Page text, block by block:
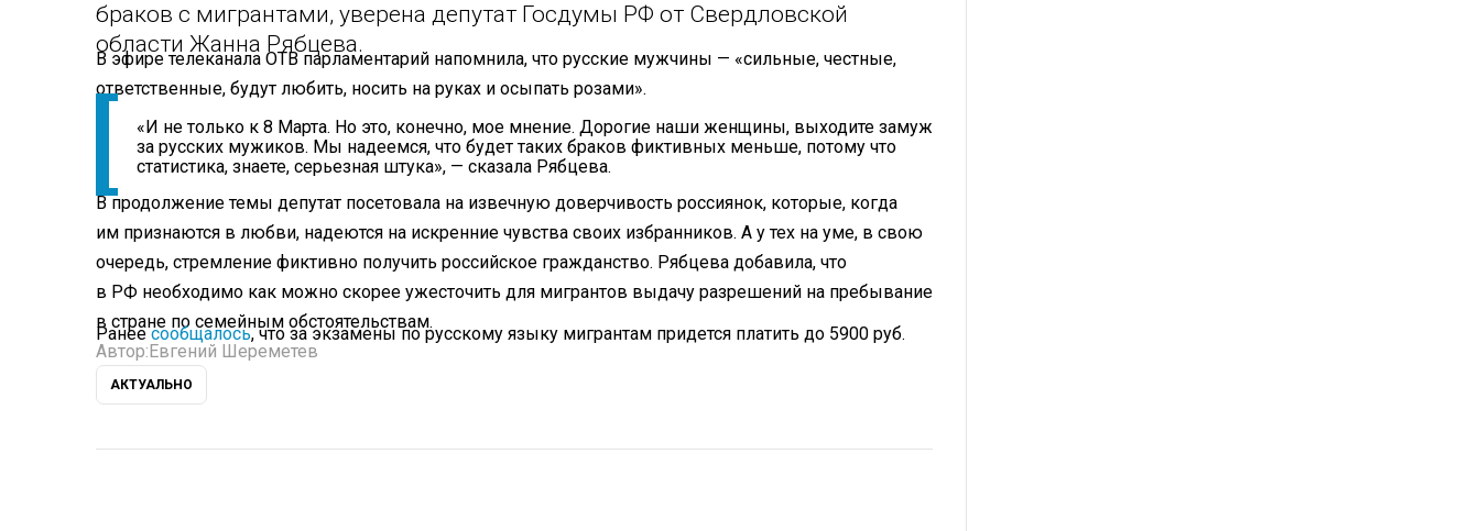
браков с мигрантами, уверена депутат Госдумы РФ от Свердловской
области Жанна Рябцева.
В эфире телеканала ОТВ парламентарий напомнила, что русские мужчины — «сильные, честные,
ответственные, будут любить, носить на руках и осыпать розами».
«И не только к 8 Марта. Но это, конечно, мое мнение. Дорогие наши женщины, выходите замуж
за русских мужиков. Мы надеемся, что будет таких браков фиктивных меньше, потому что
статистика, знаете, серьезная штука», — сказала Рябцева.
В продолжение темы депутат посетовала на извечную доверчивость россиянок, которые, когда
им признаются в любви, надеются на искренние чувства своих избранников. А у тех на уме, в свою
очередь, стремление фиктивно получить российское гражданство. Рябцева добавила, что
в РФ необходимо как можно скорее ужесточить для мигрантов выдачу разрешений на пребывание
в стране по семейным обстоятельствам.
Ранеесообщалось, что за экзамены по русскому языку мигрантам придется платить до 5900 руб.
Автор: Евгений Шереметев
АКТУАЛЬНО